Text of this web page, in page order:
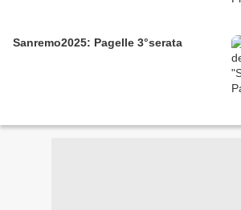
Sanremo2025: Pagelle 3°serata